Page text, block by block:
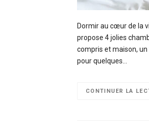
Dormir au cœur de la
propose 4 jolies
compris et maison,
pour quelques…
CONTINUER LA